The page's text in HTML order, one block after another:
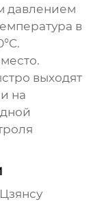
давлением
в
выходят
на